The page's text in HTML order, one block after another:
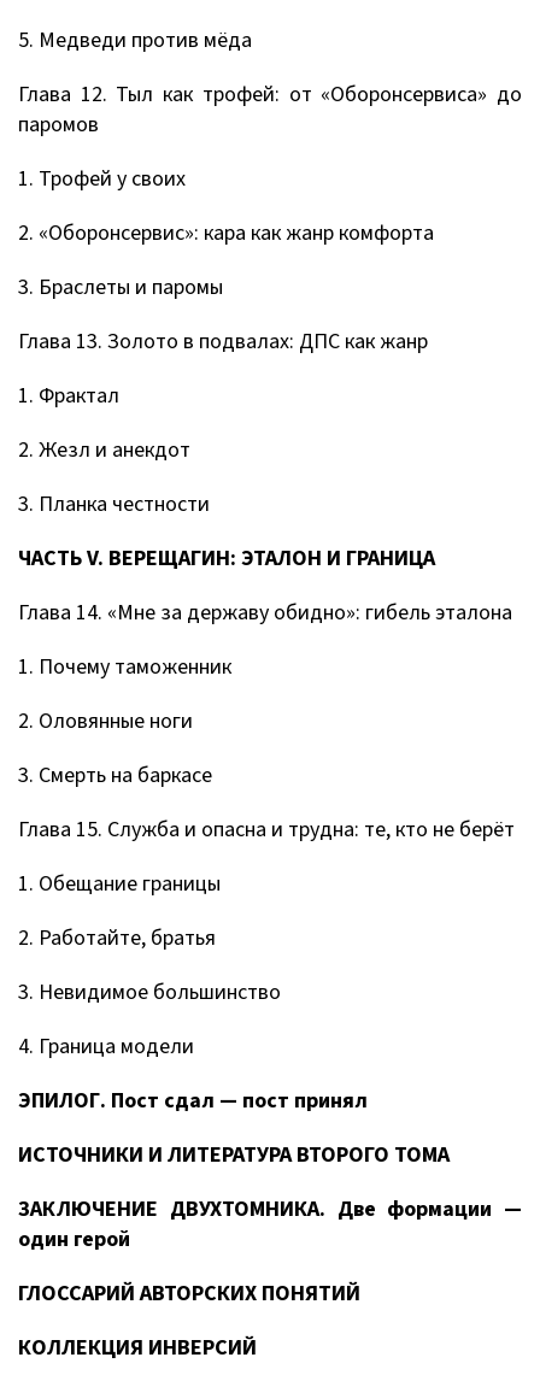
5. Медведи против мёда
Глава 12. Тыл как трофей: от «Оборонсервиса» до
паромов
1. Трофей у своих
2. «Оборонсервис»: кара как жанр комфорта
3. Браслеты и паромы
Глава 13. Золото в подвалах: ДПС как жанр
1. Фрактал
2. Жезл и анекдот
3. Планка честности
ЧАСТЬ V. ВЕРЕЩАГИН: ЭТАЛОН И ГРАНИЦА
Глава 14. «Мне за державу обидно»: гибель эталона
1. Почему таможенник
2. Оловянные ноги
3. Смерть на баркасе
Глава 15. Служба и опасна и трудна: те, кто не берёт
1. Обещание границы
2. Работайте, братья
3. Невидимое большинство
4. Граница модели
ЭПИЛОГ. Пост сдал — пост принял
ИСТОЧНИКИ И ЛИТЕРАТУРА ВТОРОГО ТОМА
ЗАКЛЮЧЕНИЕ ДВУХТОМНИКА. Две формации —
один герой
ГЛОССАРИЙ АВТОРСКИХ ПОНЯТИЙ
КОЛЛЕКЦИЯ ИНВЕРСИЙ